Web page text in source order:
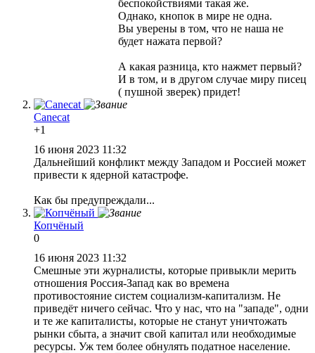
беспокойствиями такая же.
Однако, кнопок в мире не одна.
Вы уверены в том, что не наша не
будет нажата первой?
А какая разница, кто нажмет первый?
И в том, и в другом случае миру писец
( пушной зверек) придет!
Canecat
+1
16 июня 2023 11:32
Дальнейший конфликт между Западом и Россией может
привести к ядерной катастрофе.
Как бы предупреждали...
Копчёный
0
16 июня 2023 11:32
Смешные эти журналисты, которые привыкли мерить
отношения Россия-Запад как во времена
противостояние систем социализм-капитализм. Не
приведёт ничего сейчас. Что у нас, что на "западе", одни
и те же капиталисты, которые не станут уничтожать
рынки сбыта, а значит свой капитал или необходимые
ресурсы. Уж тем более обнулять податное население.